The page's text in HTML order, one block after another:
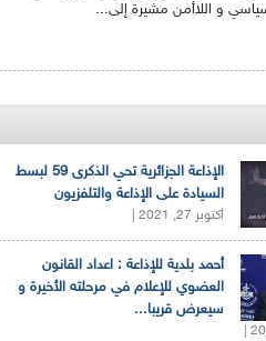
و اللاأمن مشيرة إلى...
الإذاعة الجزائرية تحي الذكرى 59 لبسط
السيادة على الإذاعة والتلفزيون
أكتوبر 27, 2021 |
أحمد بلدية للإذاعة : اعداد القانون
العضوي للإعلام في مرحلته الأخيرة و
سيعرض قريبا...